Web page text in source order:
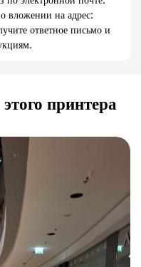
вложении на адрес:
ответное письмо и
принтера